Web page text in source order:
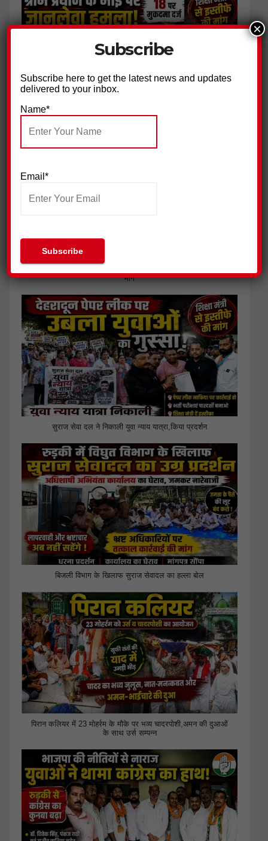
मांग
सुराज सेवा दल ने निकाली युवा न्याय यात्रा,किया प्रदर्शन
बिजली विभाग के खिलाफ सुराज सेवादल का हल्ला बोल
पिरान कलियर में 23 मोहर्रम के मौके पर भव्य चादरपोशी,अमन की दुआओं
के साथ उर्स सम्पन्न
Subscribe
Subscribe here to get the latest news and updates
delivered to your inbox.
Name*
Email*
×